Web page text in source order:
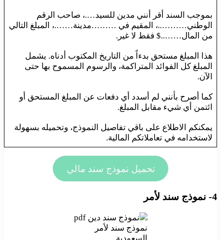
بموجب السند أقر أنني مدين للسيد….، صاحب الرقم
الوطني………..، المقيم في ………مدينة…….، المبلغ التالي
من المال……..$ فقط لا غير.
هذا المبلغ مستحق بدءاً من التاريخ المكتوب أدناه. يشمل
المبلغ كل الفوائد المتراكمة، والرسوم المسموح بها حتى
الآن.
كما أصرح بأنني لم أسدد أي دفعات عن المبلغ المستحق أو
ائتمن أي شيء مقابل المبلغ.
يمكنكم الاطلاع على باقي تفاصيل النموذج، وتحميله بسهولة
لاستخدامه في تعاملاتكم المالية.
تحميل نموذج سند مالي
4- نموذج سند لأمر
نموذج سند لأمر